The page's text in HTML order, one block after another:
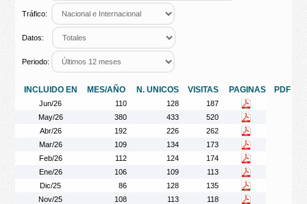
Tráfico:
Datos:
Periodo:
INCLUIDO EN MES/AÑO N. UNICOS VISITAS PAGINAS PDF
Jun/26 110 128
187
May/26
380 433
520
Abr/26
192 226
262
Mar/26
109 134
173
Feb/26
112 124
174
Ene/26
106 109
113
Dic/25
86 128
135
Nov/25
108 113
118